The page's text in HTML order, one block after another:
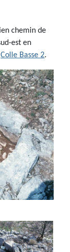
chemin de
est en
Colle Basse 2.